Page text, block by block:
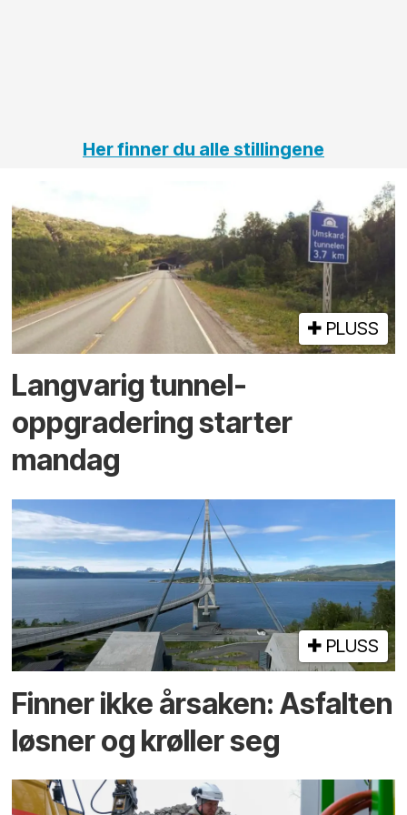
Her finner du alle stillingene
PLUSS
Langvarig tunnel­
oppgradering starter
mandag
PLUSS
Finner ikke årsaken: Asfalten
løsner og krøller seg